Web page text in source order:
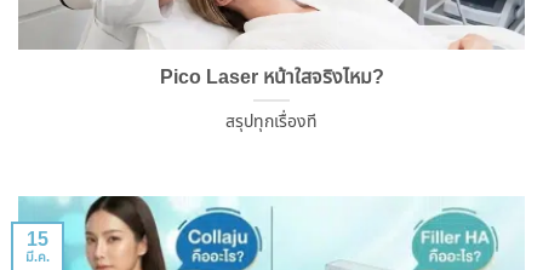
Pico Laser หน้าใสจริงไหม?
สรุปทุกเรื่องที
15
มี.ค.